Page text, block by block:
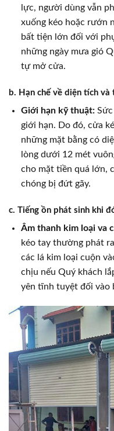
lực, người dùng vẫn
xuống kéo hoặc rướn
bất tiện lớn đối với
những ngày mưa gió
tự mở cửa.
b. Hạn chế về diện tích
Giới hạn kỹ thuật:Sức
giới hạn. Do đó, cửa
những mặt bằng có
lòng dưới 12 mét
cho mặt tiền quá lớn,
chóng bị đứt gãy.
c. Tiếng ồn phát sinh khi
Âm thanh kim loại va
kéo tay thường phát
các lá kim loại cuộn
chịu nếu Quý khách
yên tĩnh tuyệt đối vào